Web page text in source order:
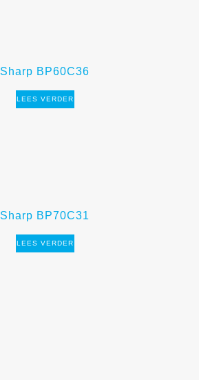
Sharp BP60C36
LEES VERDER
Sharp BP70C31
LEES VERDER